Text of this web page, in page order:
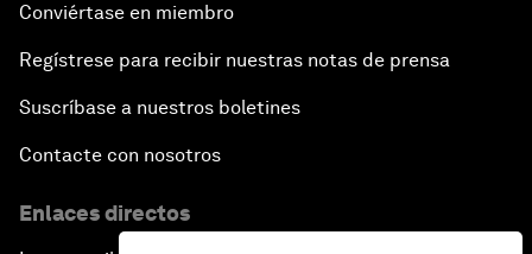
Conviértase en miembro
Regístrese para recibir nuestras notas de prensa
Suscríbase a nuestros boletines
Contacte con nosotros
Enlaces directos